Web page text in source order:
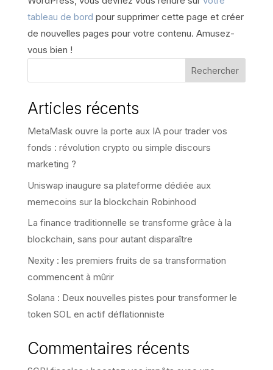
tableau de bord pour supprimer cette page et créer
de nouvelles pages pour votre contenu. Amusez-
vous bien !
Rechercher
Articles récents
MetaMask ouvre la porte aux IA pour trader vos
fonds : révolution crypto ou simple discours
marketing ?
Uniswap inaugure sa plateforme dédiée aux
memecoins sur la blockchain Robinhood
La finance traditionnelle se transforme grâce à la
blockchain, sans pour autant disparaître
Nexity : les premiers fruits de sa transformation
commencent à mûrir
Solana : Deux nouvelles pistes pour transformer le
token SOL en actif déflationniste
Commentaires récents